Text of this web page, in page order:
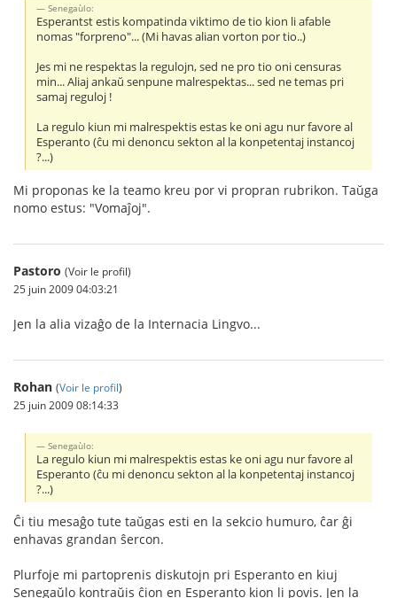
Senegaùlo:
Esperantst estis kompatinda viktimo de tio kion li afable
nomas "forpreno"... (Mi havas alian vorton por tio..)
Jes mi ne respektas la regulojn, sed ne pro tio oni censuras
min... Aliaj ankaŭ senpune malrespektas... sed ne temas pri
samaj reguloj !
La regulo kiun mi malrespektis estas ke oni agu nur favore al
Esperanto (ĉu mi denoncu sekton al la konpetentaj instancoj
?...)
Mi proponas ke la teamo kreu por vi propran rubrikon. Taŭga
nomo estus: "Vomaĵoj".
Pastoro (Voir le profil)
25 juin 2009 04:03:21
Jen la alia vizaĝo de la Internacia Lingvo...
Rohan (Voir le profil)
25 juin 2009 08:14:33
Senegaùlo:
La regulo kiun mi malrespektis estas ke oni agu nur favore al
Esperanto (ĉu mi denoncu sekton al la konpetentaj instancoj
?...)
Ĉi tiu mesaĝo tute taŭgas esti en la sekcio humuro, ĉar ĝi
enhavas grandan ŝercon.
Plurfoje mi partoprenis diskutojn pri Esperanto en kiuj
Senegaŭlo kontraŭis ĉion en Esperanto kion li povis. Jen la